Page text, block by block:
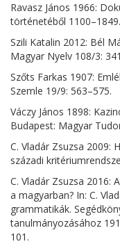
Ravasz János 1966:
történetéből
Szili Katalin 2012: Bél
Magyar Nyelv 108/3:
Szőts Farkas 1907:
Szemle 19/9: 563–575.
Váczy János 1898:
Budapest: Magyar
C. Vladár Zsuzsa 2009:
századi
C. Vladár Zsuzsa 2016:
a magyarban? In: C.
grammatikák.
tanulmányozásához
101.